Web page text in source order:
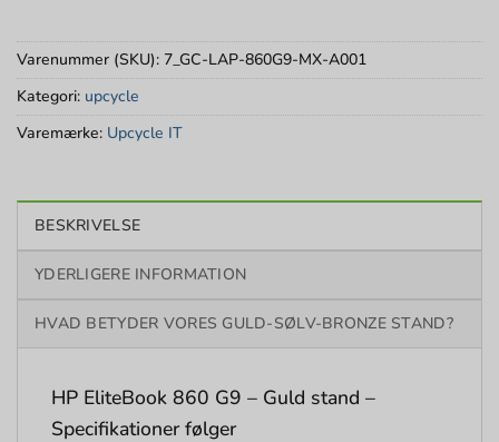
Varenummer (SKU): 7_GC-LAP-860G9-MX-A001
Kategori: upcycle
Varemærke: Upcycle IT
BESKRIVELSE
YDERLIGERE INFORMATION
HVAD BETYDER VORES GULD-SØLV-BRONZE STAND?
HP EliteBook 860 G9 – Guld stand –
Specifikationer følger